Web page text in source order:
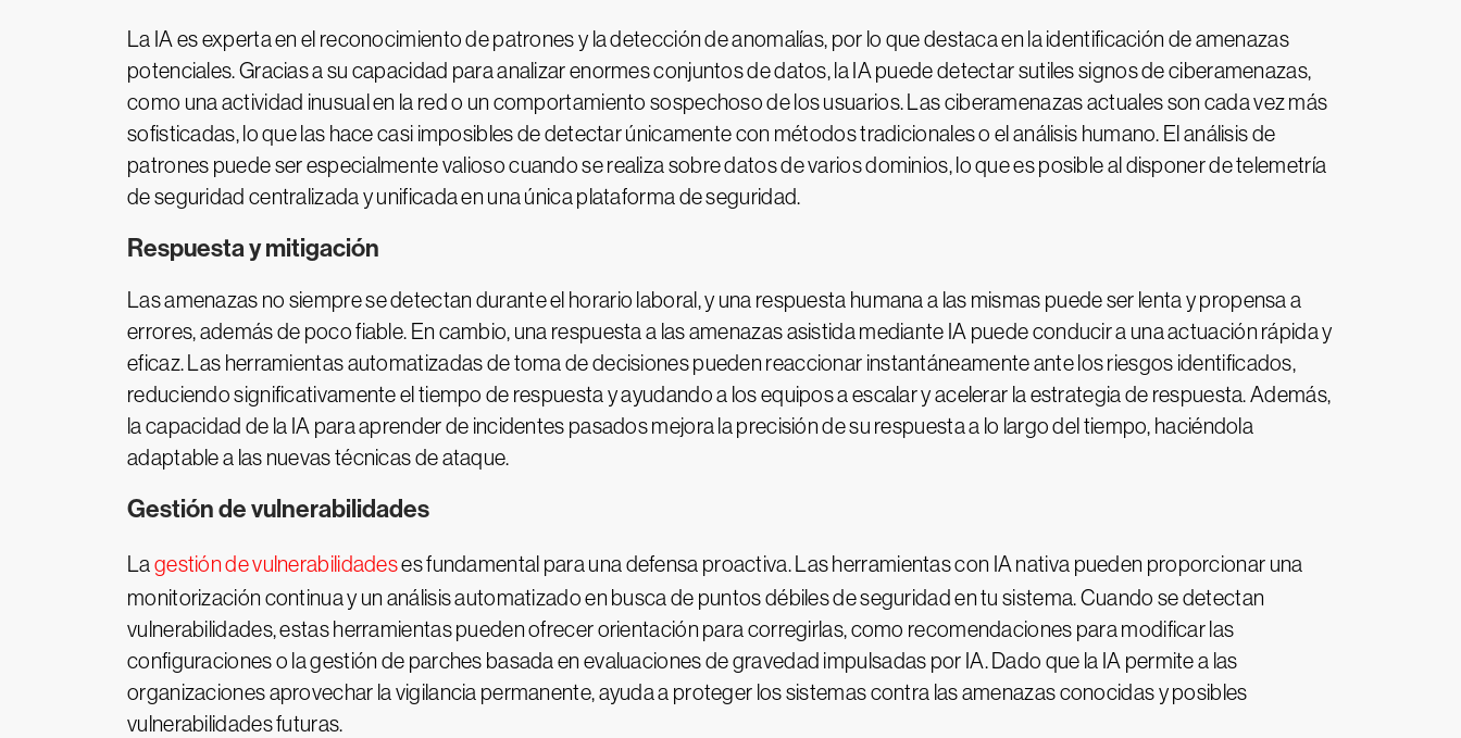
La IA es experta en el reconocimiento de patrones y la detección de anomalías, por lo que destaca en la identificación de amenazas
potenciales. Gracias a su capacidad para analizar enormes conjuntos de datos, la IA puede detectar sutiles signos de ciberamenazas,
como una actividad inusual en la red o un comportamiento sospechoso de los usuarios. Las ciberamenazas actuales son cada vez más
sofisticadas, lo que las hace casi imposibles de detectar únicamente con métodos tradicionales o el análisis humano. El análisis de
patrones puede ser especialmente valioso cuando se realiza sobre datos de varios dominios, lo que es posible al disponer de telemetría
de seguridad centralizada y unificada en una única plataforma de seguridad.
Respuesta y mitigación
Las amenazas no siempre se detectan durante el horario laboral, y una respuesta humana a las mismas puede ser lenta y propensa a
errores, además de poco fiable. En cambio, una respuesta a las amenazas asistida mediante IA puede conducir a una actuación rápida y
eficaz. Las herramientas automatizadas de toma de decisiones pueden reaccionar instantáneamente ante los riesgos identificados,
reduciendo significativamente el tiempo de respuesta y ayudando a los equipos a escalar y acelerar la estrategia de respuesta. Además,
la capacidad de la IA para aprender de incidentes pasados mejora la precisión de su respuesta a lo largo del tiempo, haciéndola
adaptable a las nuevas técnicas de ataque.
Gestión de vulnerabilidades
La gestión de vulnerabilidadeses fundamental para una defensa proactiva. Las herramientas con IA nativa pueden proporcionar una
monitorización continua y un análisis automatizado en busca de puntos débiles de seguridad en tu sistema. Cuando se detectan
vulnerabilidades, estas herramientas pueden ofrecer orientación para corregirlas, como recomendaciones para modificar las
configuraciones o la gestión de parches basada en evaluaciones de gravedad impulsadas por IA. Dado que la IA permite a las
organizaciones aprovechar la vigilancia permanente, ayuda a proteger los sistemas contra las amenazas conocidas y posibles
vulnerabilidades futuras.